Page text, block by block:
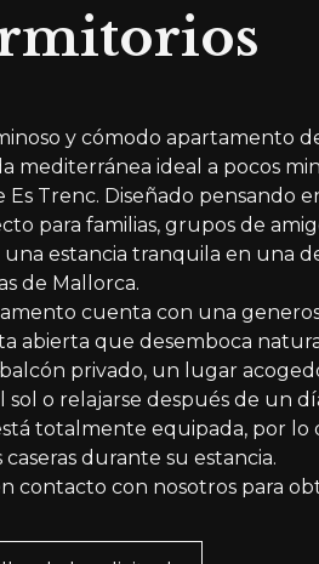
y cómodo apartamento
mediterránea ideal a pocos
Es Trenc. Diseñado pensando
para familias, grupos de
estancia tranquila en una
de Mallorca.
cuenta con una
abierta que desemboca
privado, un lugar
sol o relajarse después de un
totalmente equipada, por lo
caseras durante su estancia.
contacto con nosotros para